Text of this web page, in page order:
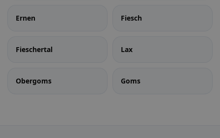
Ernen Fiesch
Fieschertal Lax
Obergoms Goms